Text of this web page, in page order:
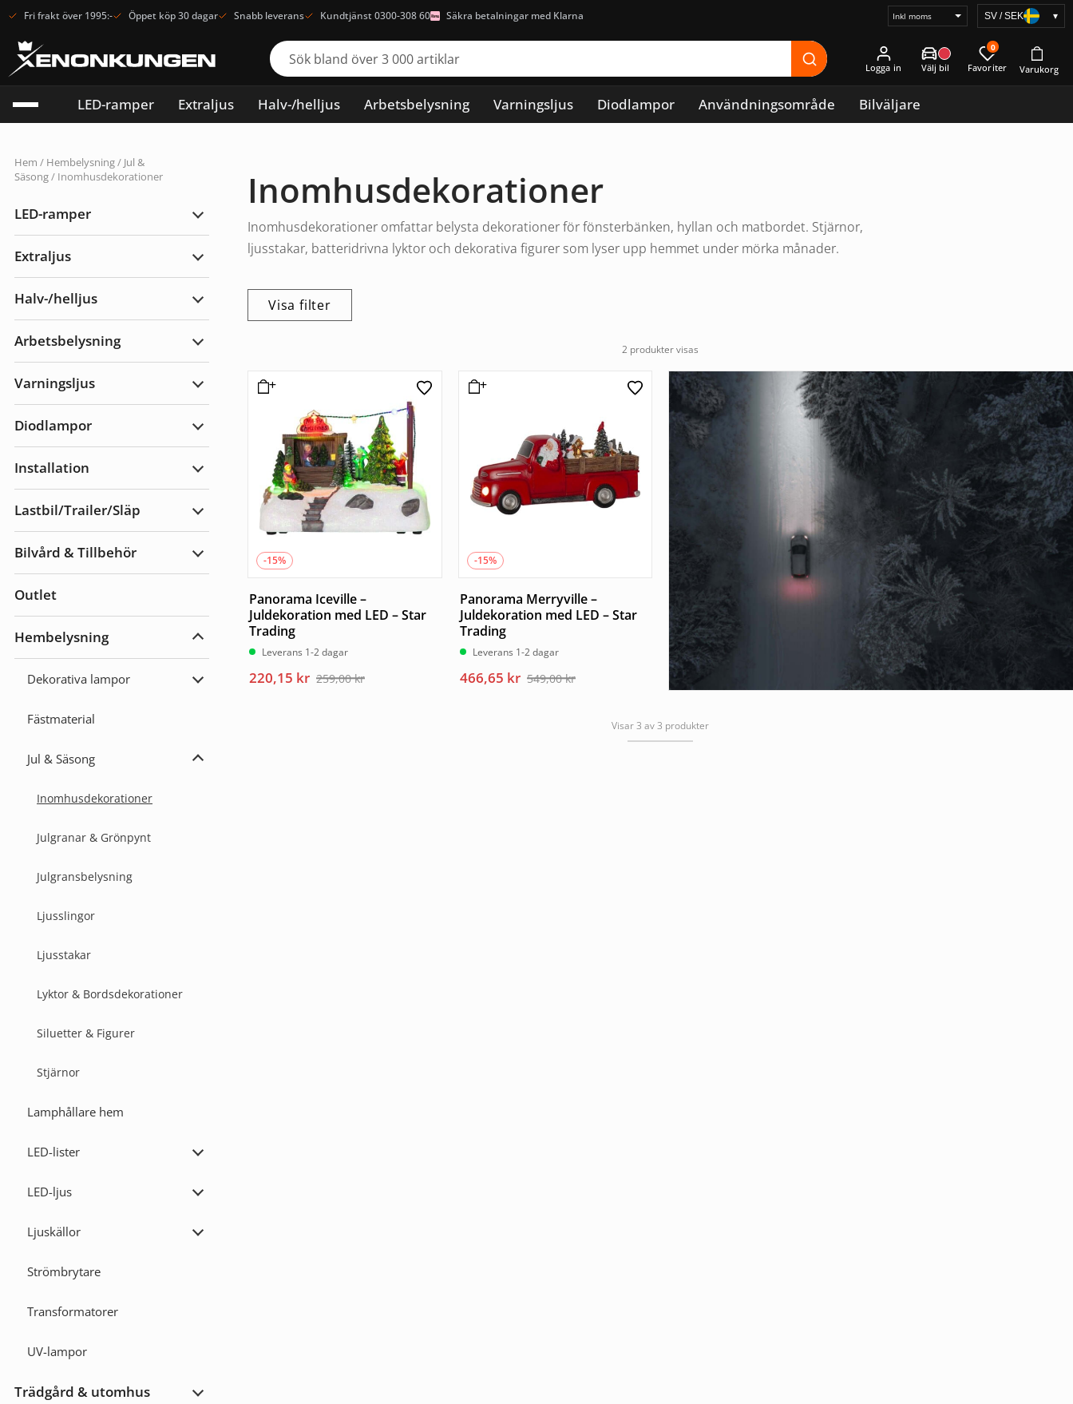
Fri frakt över 1995:- Öppet köp 30 dagar Snabb leverans Kundtjänst 0300-308 60 Säkra betalningar med Klarna
Välj
SV / SEK ▾
Logga in
0
LED-ramper Extraljus Halv-/helljus Arbetsbelysning Varningsljus Diodlampor Användningsområde Bilväljare
Hem / Hembelysning/ Jul &
Säsong/ Inomhusdekorationer
LED-ramper
Expandera
Extraljus
Expandera
Halv-/helljus
Expandera
Arbetsbelysning
Expandera
Varningsljus
Expandera
Diodlampor
Expandera
Installation
Expandera
Lastbil/Trailer/Släp
Expandera
Lastbil/Trailer/Släp
Bilvård & Tillbehör
Expandera
Outlet
Hembelysning
Expandera
Hembelysning
Dekorativa lampor
Expandera
Fästmaterial
Jul & Säsong
Expandera
Inomhusdekorationer
Julgranar & Grönpynt
Julgransbelysning
Ljusslingor
Ljusstakar
Lyktor & Bordsdekorationer
Siluetter & Figurer
Stjärnor
Lamphållare hem
LED-lister
Expandera
LED-ljus
Expandera
Ljuskällor
Expandera
Strömbrytare
Transformatorer
UV-lampor
Trädgård & utomhus
Expandera
Inomhusdekorationer
Inomhusdekorationer omfattar belysta dekorationer för fönsterbänken, hyllan och matbordet. Stjärnor,
ljusstakar, batteridrivna lyktor och dekorativa figurer som lyser upp hemmet under mörka månader.
Visa filter
2 produkter visas
-15%
Panorama Iceville –
Juldekoration med LED – Star
Trading
Leverans 1-2 dagar
259,00kr
Det
220,15 kr
Det
-15%
Panorama Merryville –
Juldekoration med LED – Star
Trading
Leverans 1-2 dagar
549,00kr
Det
466,65 kr
Det
Visar 3 av 3 produkter